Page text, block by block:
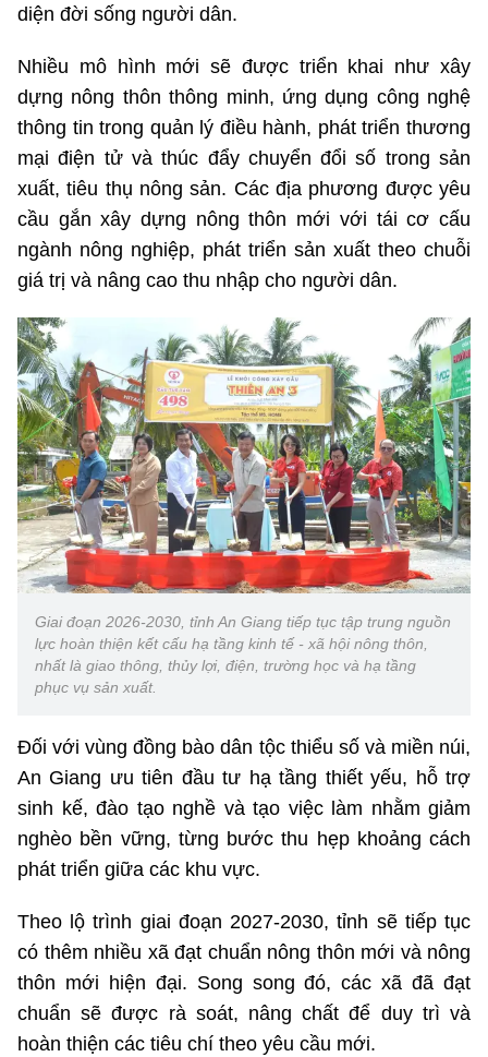
diện đời sống người dân.
Nhiều mô hình mới sẽ được triển khai như xây
dựng nông thôn thông minh, ứng dụng công nghệ
thông tin trong quản lý điều hành, phát triển thương
mại điện tử và thúc đẩy chuyển đổi số trong sản
xuất, tiêu thụ nông sản. Các địa phương được yêu
cầu gắn xây dựng nông thôn mới với tái cơ cấu
ngành nông nghiệp, phát triển sản xuất theo chuỗi
giá trị và nâng cao thu nhập cho người dân.
Giai đoạn 2026-2030, tỉnh An Giang tiếp tục tập trung nguồn
lực hoàn thiện kết cấu hạ tầng kinh tế - xã hội nông thôn,
nhất là giao thông, thủy lợi, điện, trường học và hạ tầng
phục vụ sản xuất.
Đối với vùng đồng bào dân tộc thiểu số và miền núi,
An Giang ưu tiên đầu tư hạ tầng thiết yếu, hỗ trợ
sinh kế, đào tạo nghề và tạo việc làm nhằm giảm
nghèo bền vững, từng bước thu hẹp khoảng cách
phát triển giữa các khu vực.
Theo lộ trình giai đoạn 2027-2030, tỉnh sẽ tiếp tục
có thêm nhiều xã đạt chuẩn nông thôn mới và nông
thôn mới hiện đại. Song song đó, các xã đã đạt
chuẩn sẽ được rà soát, nâng chất để duy trì và
hoàn thiện các tiêu chí theo yêu cầu mới.